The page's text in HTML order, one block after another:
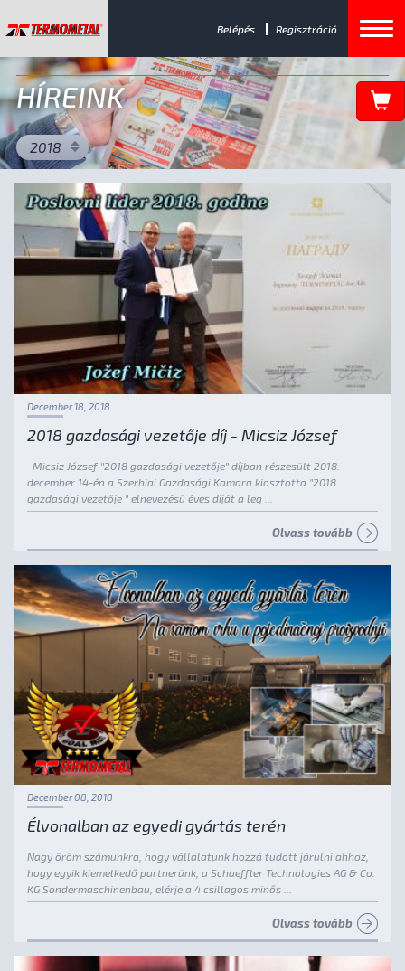
Belépés Regisztráció
HÍREINK
2018
December 18, 2018
2018 gazdasági vezetője díj - Micsiz József
Micsiz József "2018 gazdasági vezetője" díjban részesült 2018.
december 14-én a Szerbiai Gazdasági Kamara kiosztotta "2018
gazdasági vezetője " elnevezésű éves díját a leg ...
Olvass tovább
December 08, 2018
Élvonalban az egyedi gyártás terén
Nagy öröm számunkra, hogy vállalatunk hozzá tudott járulni ahhoz,
hogy egyik kiemelkedő partnerünk, a Schaeffler Technologies AG & Co.
KG Sondermaschinenbau, elérje a 4 csillagos minős ...
Olvass tovább